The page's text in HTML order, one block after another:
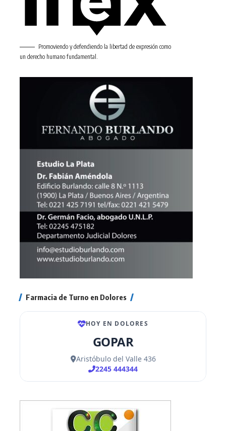
Promoviendo y defendiendo la libertad de expresión como
un derecho humano fundamental.
Farmacia de Turno en Dolores